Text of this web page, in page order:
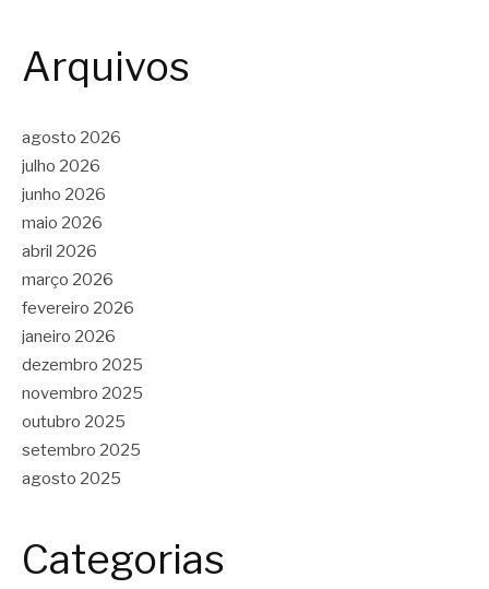
Arquivos
agosto 2026
julho 2026
junho 2026
maio 2026
abril 2026
março 2026
fevereiro 2026
janeiro 2026
dezembro 2025
novembro 2025
outubro 2025
setembro 2025
agosto 2025
Categorias